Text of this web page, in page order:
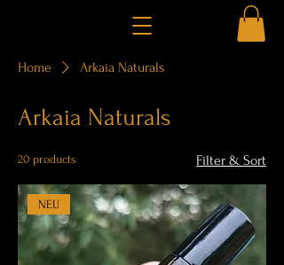
Home Arkaia Naturals
Arkaia Naturals
20 products Filter & Sort
NEU